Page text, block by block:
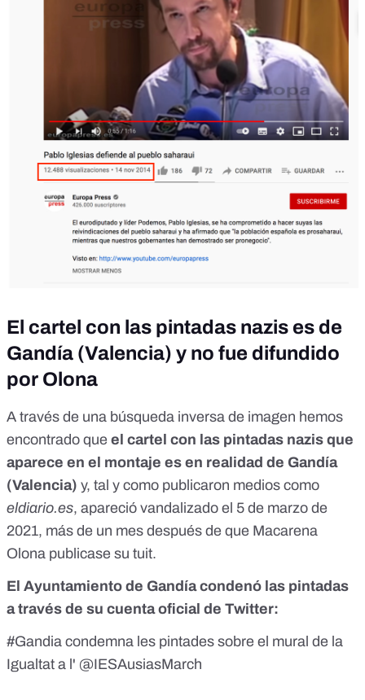
El cartel con las pintadas nazis es de
Gandía (Valencia) y no fue difundido
por Olona
A través de una búsqueda inversa de imagen hemos
encontrado que el cartel con las pintadas nazis que
aparece en el montaje es en realidad de Gandía
(Valencia) y, tal y como publicaron medios como
eldiario.es, apareció vandalizado el 5 de marzo de
2021, más de un mes después de que Macarena
Olona publicase su tuit.
El Ayuntamiento de Gandía condenó las pintadas
a través de su cuenta oficial de Twitter:
#Gandia condemna les pintades sobre el mural de la
Igualtat a l' @IESAusiasMarch